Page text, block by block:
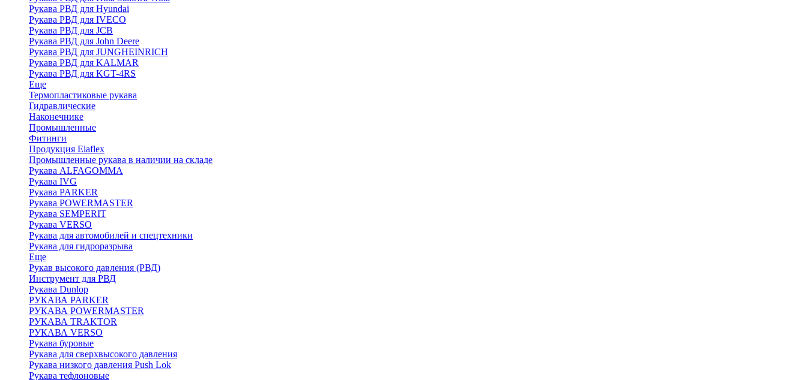
Рукава РВД для Hyundai
Рукава РВД для IVECO
Рукава РВД для JCB
Рукава РВД для John Deere
Рукава РВД для JUNGHEINRICH
Рукава РВД для KALMAR
Рукава РВД для KGT-4RS
Еще
Термопластиковые рукава
Гидравлические
Наконечнике
Промышленные
Фитинги
Продукция Elaflex
Промышленные рукава в наличии на складе
Рукава ALFAGOMMA
Рукава IVG
Рукава PARKER
Рукава POWERMASTER
Рукава SEMPERIT
Рукава VERSO
Рукава для автомобилей и спецтехники
Рукава для гидроразрыва
Еще
Рукав высокого давления (РВД)
Инструмент для РВД
Рукава Dunlop
РУКАВА PARKER
РУКАВА POWERMASTER
РУКАВА TRAKTOR
РУКАВА VERSO
Рукава буровые
Рукава для сверхвысокого давления
Рукава низкого давления Push Lok
Рукава тефлоновые